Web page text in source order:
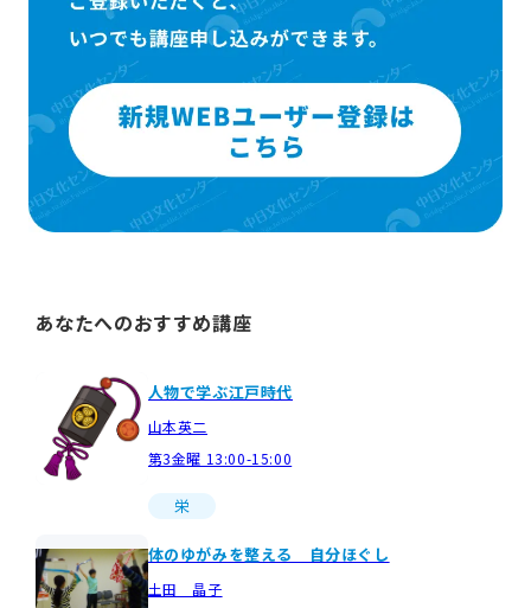
あなたへのおすすめ講座
人物で学ぶ江戸時代
山本英二
第3金曜 13:00-15:00
栄
体のゆがみを整える 自分ほぐし
土田 晶子